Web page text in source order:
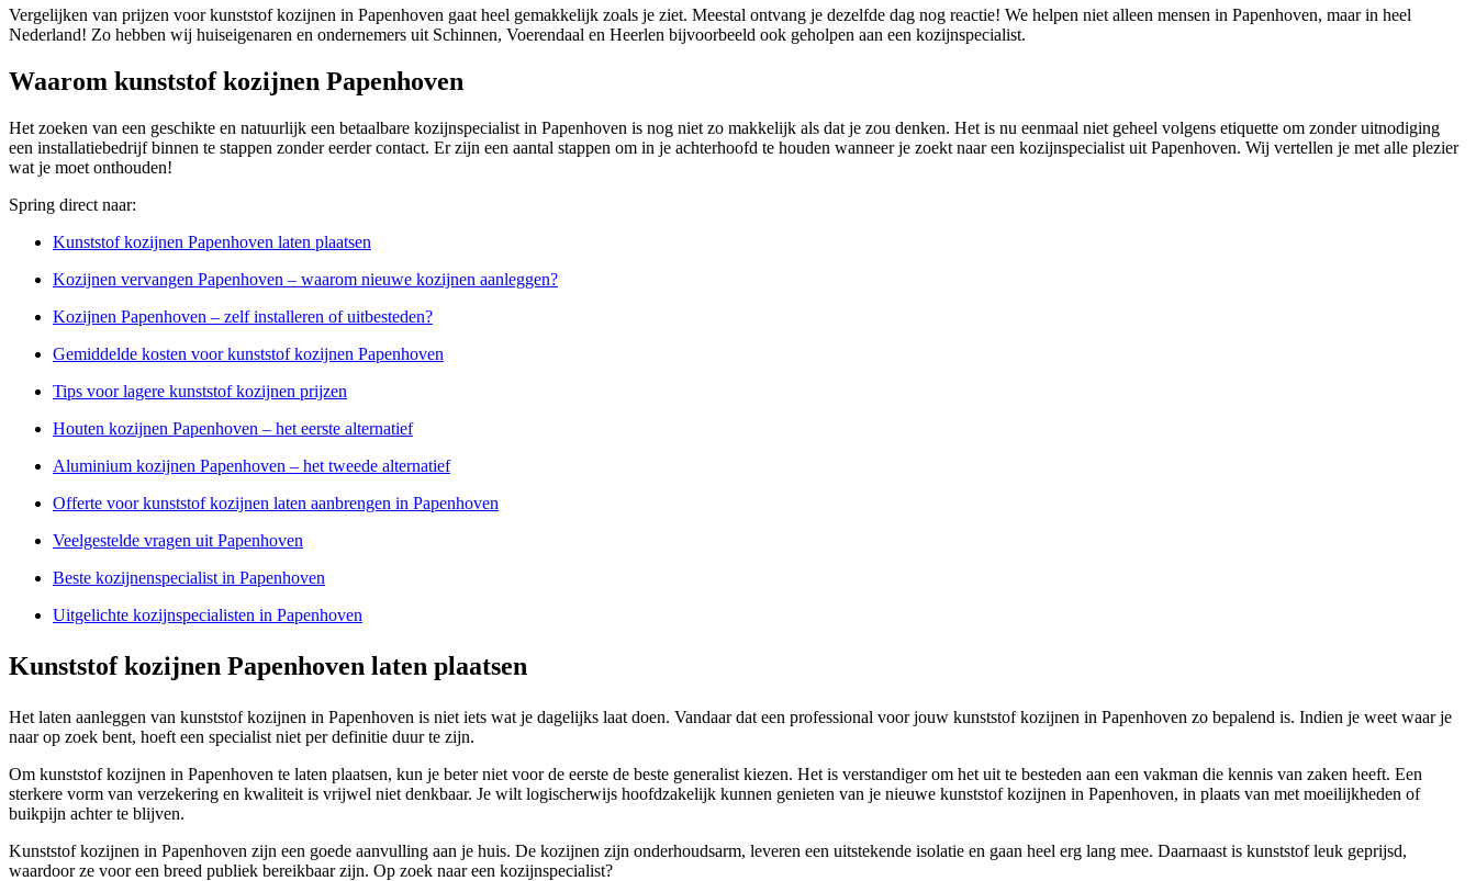
Vergelijken van prijzen voor kunststof kozijnen in Papenhoven gaat heel gemakkelijk zoals je ziet. Meestal ontvang je dezelfde dag nog reactie! We helpen niet alleen mensen in Papenhoven, maar in heel
Nederland! Zo hebben wij huiseigenaren en ondernemers uit Schinnen, Voerendaal en Heerlen bijvoorbeeld ook geholpen aan een kozijnspecialist.
Waarom kunststof kozijnen Papenhoven
Het zoeken van een geschikte en natuurlijk een betaalbare kozijnspecialist in Papenhoven is nog niet zo makkelijk als dat je zou denken. Het is nu eenmaal niet geheel volgens etiquette om zonder uitnodiging
een installatiebedrijf binnen te stappen zonder eerder contact. Er zijn een aantal stappen om in je achterhoofd te houden wanneer je zoekt naar een kozijnspecialist uit Papenhoven. Wij vertellen je met alle plezier
wat je moet onthouden!
Spring direct naar:
Kunststof kozijnen Papenhoven laten plaatsen
Kozijnen vervangen Papenhoven – waarom nieuwe kozijnen aanleggen?
Kozijnen Papenhoven – zelf installeren of uitbesteden?
Gemiddelde kosten voor kunststof kozijnen Papenhoven
Tips voor lagere kunststof kozijnen prijzen
Houten kozijnen Papenhoven – het eerste alternatief
Aluminium kozijnen Papenhoven – het tweede alternatief
Offerte voor kunststof kozijnen laten aanbrengen in Papenhoven
Veelgestelde vragen uit Papenhoven
Beste kozijnenspecialist in Papenhoven
Uitgelichte kozijnspecialisten in Papenhoven
Kunststof kozijnen Papenhoven laten plaatsen
Het laten aanleggen van kunststof kozijnen in Papenhoven is niet iets wat je dagelijks laat doen. Vandaar dat een professional voor jouw kunststof kozijnen in Papenhoven zo bepalend is. Indien je weet waar je
naar op zoek bent, hoeft een specialist niet per definitie duur te zijn.
Om kunststof kozijnen in Papenhoven te laten plaatsen, kun je beter niet voor de eerste de beste generalist kiezen. Het is verstandiger om het uit te besteden aan een vakman die kennis van zaken heeft. Een
sterkere vorm van verzekering en kwaliteit is vrijwel niet denkbaar. Je wilt logischerwijs hoofdzakelijk kunnen genieten van je nieuwe kunststof kozijnen in Papenhoven, in plaats van met moeilijkheden of
buikpijn achter te blijven.
Kunststof kozijnen in Papenhoven zijn een goede aanvulling aan je huis. De kozijnen zijn onderhoudsarm, leveren een uitstekende isolatie en gaan heel erg lang mee. Daarnaast is kunststof leuk geprijsd,
waardoor ze voor een breed publiek bereikbaar zijn. Op zoek naar een kozijnspecialist?